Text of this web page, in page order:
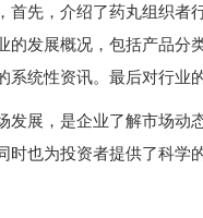
先，介绍了药丸组织者
发展概况，包括产品分
统性资讯。最后对行业
展，是企业了解市场动
也为投资者提供了科学的